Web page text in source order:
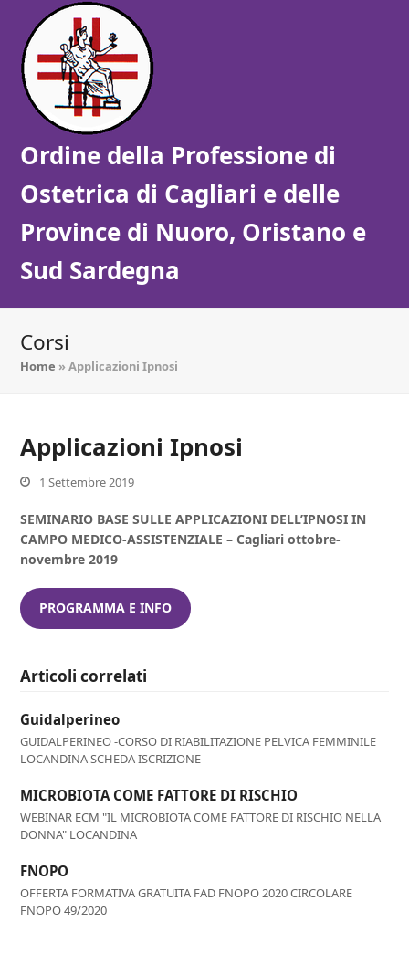
Ordine della Professione di
Ostetrica di Cagliari e delle
Province di Nuoro, Oristano e
Sud Sardegna
Corsi
Home »Applicazioni Ipnosi
Applicazioni Ipnosi
1 Settembre 2019
SEMINARIO BASE SULLE APPLICAZIONI DELL’IPNOSI IN
CAMPO MEDICO-ASSISTENZIALE – Cagliari ottobre-
novembre 2019
PROGRAMMA E INFO
Articoli correlati
Guidalperineo
GUIDALPERINEO -CORSO DI RIABILITAZIONE PELVICA FEMMINILE
LOCANDINA SCHEDA ISCRIZIONE
MICROBIOTA COME FATTORE DI RISCHIO
WEBINAR ECM "IL MICROBIOTA COME FATTORE DI RISCHIO NELLA
DONNA" LOCANDINA
FNOPO
OFFERTA FORMATIVA GRATUITA FAD FNOPO 2020 CIRCOLARE
FNOPO 49/2020